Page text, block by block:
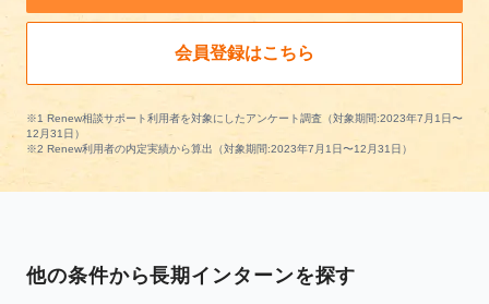
会員登録はこちら
※1 Renew相談サポート利用者を対象にしたアンケート調査（対象期間:2023年7月1日〜
12月31日）
※2 Renew利用者の内定実績から算出（対象期間:2023年7月1日〜12月31日）
他の条件から長期インターンを探す